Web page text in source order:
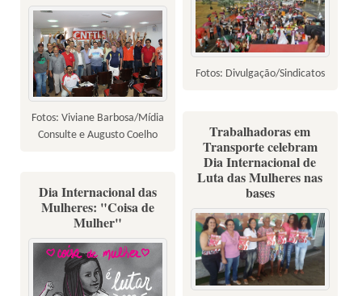
Fotos: Divulgação/Sindicatos
Fotos: Viviane Barbosa/Mídia
Consulte e Augusto Coelho
Trabalhadoras em
Transporte celebram
Dia Internacional de
Luta das Mulheres nas
bases
Dia Internacional das
Mulheres: "Coisa de
Mulher"